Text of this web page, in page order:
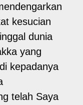
kesucian
dunia
yang
kepadanya
telah Saya